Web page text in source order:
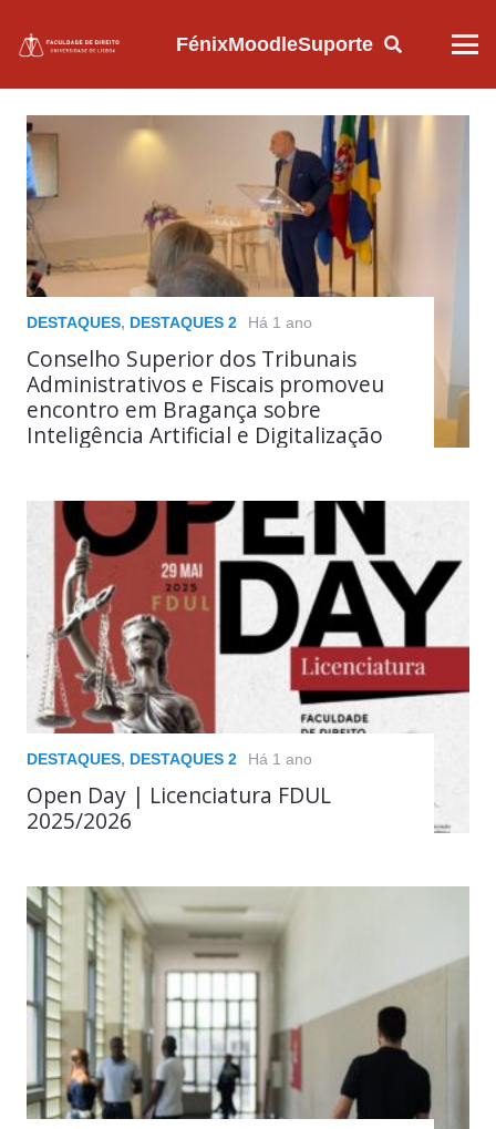
FénixMoodleSuporte
DESTAQUES, DESTAQUES 2 Há 1 ano
Conselho Superior dos Tribunais
Administrativos e Fiscais promoveu
encontro em Bragança sobre
Inteligência Artificial e Digitalização
DESTAQUES, DESTAQUES 2 Há 1 ano
Open Day | Licenciatura FDUL
2025/2026